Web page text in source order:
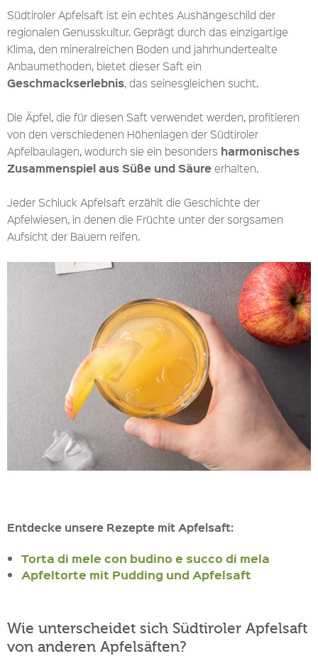
Südtiroler Apfelsaft ist ein echtes Aushängeschild der
regionalen Genusskultur. Geprägt durch das einzigartige
Klima, den mineralreichen Boden und jahrhundertealte
Anbaumethoden, bietet dieser Saft ein
Geschmackserlebnis, das seinesgleichen sucht.
Die Äpfel, die für diesen Saft verwendet werden, profitieren
von den verschiedenen Höhenlagen der Südtiroler
Apfelbaulagen, wodurch sie ein besonders harmonisches
Zusammenspiel aus Süße und Säure erhalten.
Jeder Schluck Apfelsaft erzählt die Geschichte der
Apfelwiesen, in denen die Früchte unter der sorgsamen
Aufsicht der Bauern reifen.
Entdecke unsere Rezepte mit Apfelsaft:
Torta di mele con budino e succo di mela
Apfeltorte mit Pudding und Apfelsaft
Wie unterscheidet sich Südtiroler Apfelsaft
von anderen Apfelsäften?